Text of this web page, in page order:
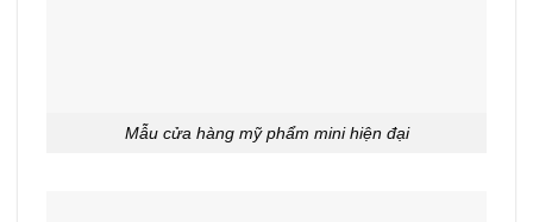
Mẫu cửa hàng mỹ phẩm mini hiện đại